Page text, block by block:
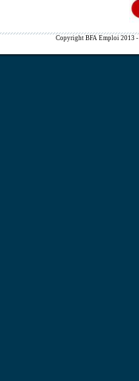
Copyright BFA Emploi 2013 -